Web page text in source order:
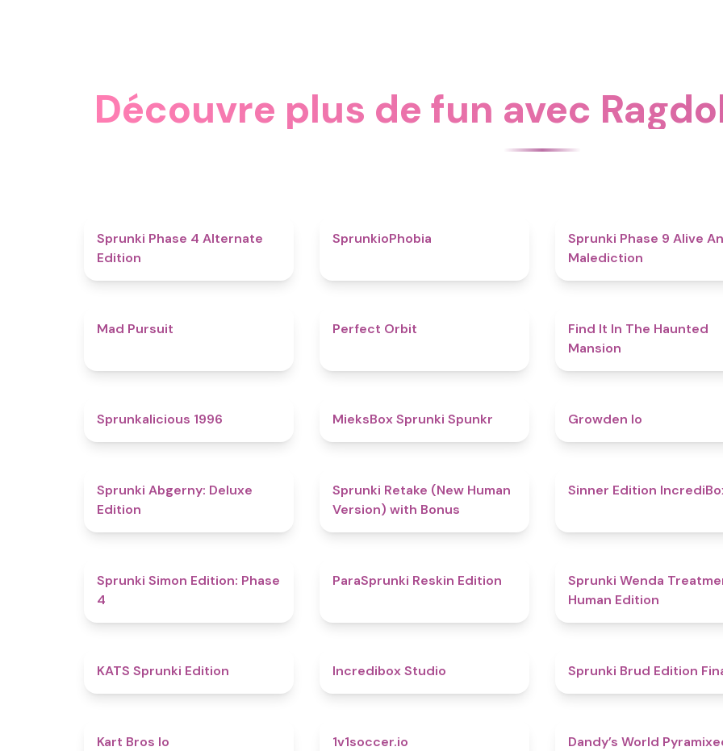
Découvre plus de fun avec
Sprunki Phase 4 Alternate
Edition
SprunkioPhobia
Sprunki Phase 9 Alive
Malediction
Mad Pursuit Perfect Orbit
Find It In The Haunted
Mansion
Sprunkalicious 1996 MieksBox Sprunki Spunkr Growden Io
Sprunki Abgerny: Deluxe
Edition
Sprunki Retake (New Human
Version) with Bonus
Sinner Edition
Sprunki Simon Edition: Phase
4
ParaSprunki Reskin Edition
Sprunki Wenda
Human Edition
KATS Sprunki Edition Incredibox Studio Sprunki Brud Edition
Kart Bros Io 1v1soccer.io
Dandy’s World